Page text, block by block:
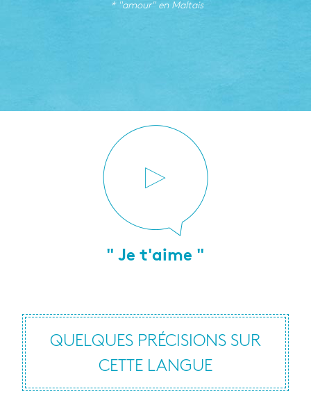
* "amour" en Maltais
" Je t'aime "
QUELQUES PRÉCISIONS SUR
CETTE LANGUE